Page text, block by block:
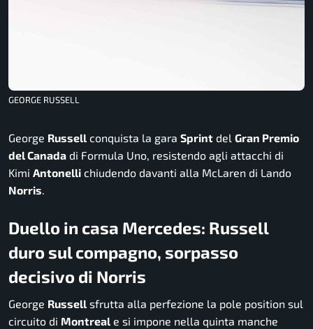
GEORGE RUSSELL
George Russell conquista la gara Sprint del Gran Premio
del Canada di Formula Uno, resistendo agli attacchi di
Kimi Antonelli chiudendo davanti alla McLaren di Lando
Norris.
Duello in casa Mercedes: Russell
duro sul compagno, sorpasso
decisivo di Norris
George Russell sfrutta alla perfezione la pole position sul
circuito di Montreal e si impone nella quinta manche